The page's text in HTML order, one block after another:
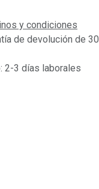
y condiciones
de devolución de 30
2-3 días laborales